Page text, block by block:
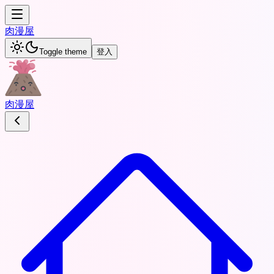
肉漫屋
Toggle theme 登入
肉漫屋